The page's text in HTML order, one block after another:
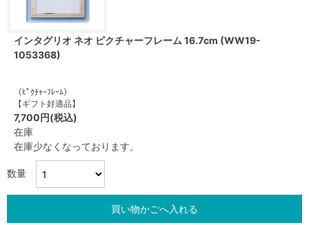
インタグリオ ネオ ピクチャーフレーム 16.7cm (WW19-
1053368)
（ﾋﾟｸﾁｬｰﾌﾚｰﾑ）
【ギフト好適品】
7,700円(税込)
在庫
在庫少なくなっております。
数量
買い物かごへ入れる